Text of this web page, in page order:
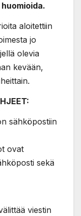
aloitettiin
jo
olevia
kevään,
sähköpostiin
ovat
sekä
viestin